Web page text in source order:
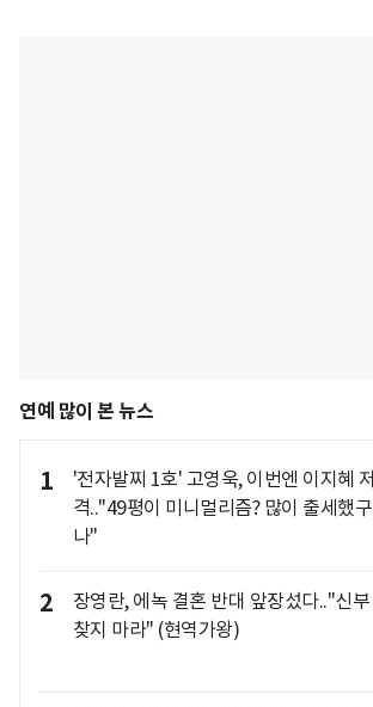
연예 많이 본 뉴스
1
'전자발찌 1호' 고영욱, 이번엔 이지혜 저
격.."49평이 미니멀리즘? 많이 출세했구
나"
2
장영란, 에녹 결혼 반대 앞장섰다.."신부
찾지 마라" (현역가왕)